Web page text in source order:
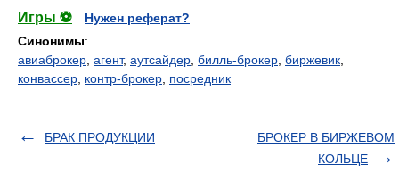
Игры ⚽
Нужен реферат?
Синонимы:
авиаброкер агент, аутсайдер билль-брокер биржевик
конвассер контр-брокер посредник
БРАК ПРОДУКЦИИ
БРОКЕР В БИРЖЕВОМ
КОЛЬЦЕ